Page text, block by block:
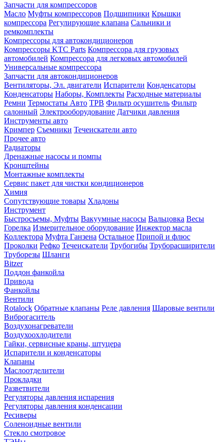
Запчасти для компрессоров
Масло Муфты компрессоров Подшипники Крышки
компрессора Регулирующие клапана Сальники и
ремкомплекты
Компрессоры для автокондиционеров
Компрессоры KTC Parts Компрессора для грузовых
автомобилей Компрессора для легковых автомобилей
Универсальные компрессора
Запчасти для автокондиционеров
Вентиляторы, Эл. двигатели Испарители Конденсаторы
Конденсаторы Наборы, Комплекты Расходные материалы
Ремни Термостаты Авто ТРВ Фильтр осушитель Фильтр
салонный Электрооборудование Датчики давления
Инструменты авто
Кримпер Съемники Течеискатели авто
Прочее авто
Радиаторы
Дренажные насосы и помпы
Кронштейны
Монтажные комплекты
Сервис пакет для чистки кондиционеров
Химия
Сопутствующие товары Хладоны
Инструмент
Быстросъемы, Муфты Вакуумные насосы Вальцовка Весы
Горелка Измерительное оборудование Инжектор масла
Коллектора Муфта Ганзена Остальное Припой и флюс
Проколки Рефко Течеискатели Трубогибы Труборасширители
Труборезы Шланги
Bitzer
Поддон фанкойла
Привода
Фанкойлы
Вентили
Rotalock Обратные клапаны Реле давления Шаровые вентили
Виброгаситель
Воздухонагреватели
Воздухоохлодители
Гайки, сервисные краны, штуцера
Испарители и конденсаторы
Клапаны
Маслоотделители
Прокладки
Разветвители
Регуляторы давления испарения
Регуляторы давления конденсации
Ресиверы
Соленоидные вентили
Стекло смотровое